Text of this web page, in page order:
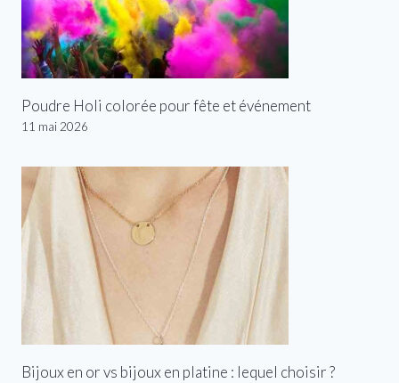
Poudre Holi colorée pour fête et événement
11 mai 2026
Bijoux en or vs bijoux en platine : lequel choisir ?